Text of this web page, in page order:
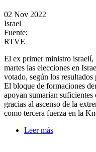
02 Nov 2022
Israel
Fuente:
RTVE
El ex primer ministro israelí,
martes las elecciones en
votado, según los
El bloque de formaciones
apoyan sumarían
gracias al ascenso de la
como tercera fuerza en la
Leer más